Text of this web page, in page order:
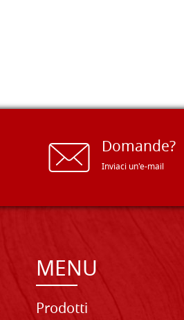
Domande?
Inviaci un'e-mail
MENU
Prodotti